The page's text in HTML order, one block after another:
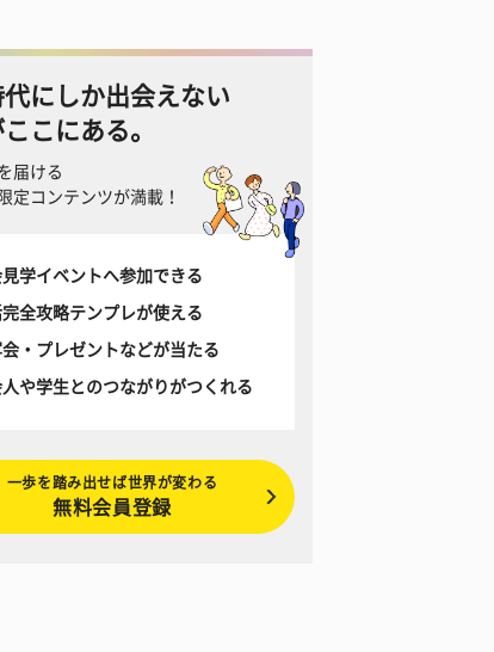
にしか出会えない
こにある。
届ける
定コンテンツが満載！
学イベントへ参加できる
全攻略テンプレが使える
・プレゼントなどが当たる
や学生とのつながりがつくれる
一歩を踏み出せば世界が変わる
無料会員登録